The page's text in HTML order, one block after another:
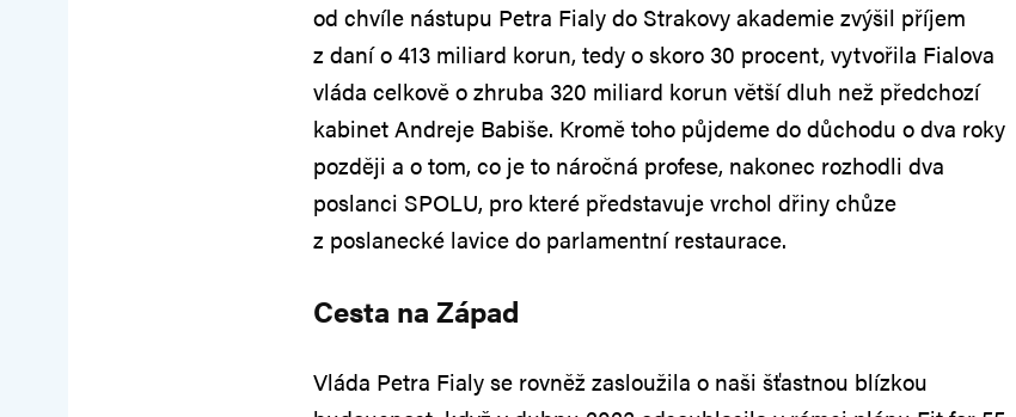
od chvíle nástupu Petra Fialy do Strakovy akademie zvýšil příjem
z daní o 413 miliard korun, tedy o skoro 30 procent, vytvořila Fialova
vláda celkově o zhruba 320 miliard korun větší dluh než předchozí
kabinet Andreje Babiše. Kromě toho půjdeme do důchodu o dva roky
později a o tom, co je to náročná profese, nakonec rozhodli dva
poslanci SPOLU, pro které představuje vrchol dřiny chůze
z poslanecké lavice do parlamentní restaurace.
Cesta na Západ
Vláda Petra Fialy se rovněž zasloužila o naši šťastnou blízkou